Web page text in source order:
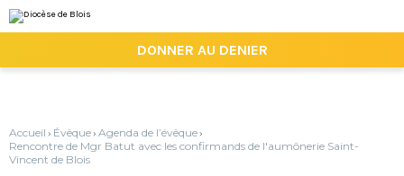
au
contenu.
la
personnels
DONNER AU DENIER
Accueil › Évêque› Agenda de l’évêque›
Rencontre de Mgr Batut avec les confirmands de l'aumônerie Saint-
Vincent de Blois